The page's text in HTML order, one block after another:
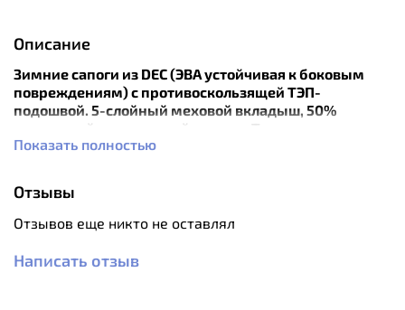
Описание
Зимние сапоги из DEC (ЭВА устойчивая к боковым
повреждениям) с противоскользящей ТЭП-
подошвой. 5-слойный меховой вкладыш, 50%
очищенной натуральной шерсти. Температура
эксплуатации до -50С.
Производитель: Россия.
Цвет: оливковый/черный.
Материал подошвы: ЭВА (100% ЭВА).
Назначение: охота и рыбалка.
Показать полностью
Отзывы
Отзывов еще никто не оставлял
Написать отзыв